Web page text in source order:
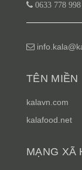
0633 778 998
TÊN MIỀN
kalavn.com
kalafood.net
MẠNG XÃ